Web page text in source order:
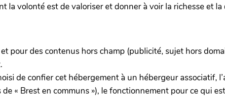
volonté est de valoriser et donner à voir la richesse et
pour des contenus hors champ (publicité, sujet hors
de confier cet hébergement à un hébergeur associatif,
« Brest en communs »), le fonctionnement pour ce qui